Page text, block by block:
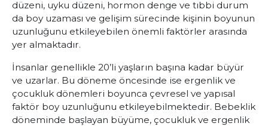
düzeni, uyku düzeni, hormon denge ve tıbbi durum
da boy uzaması ve gelişim sürecinde kişinin boyunun
uzunluğunu etkileyebilen önemli faktörler arasında
yer almaktadır.
İnsanlar genellikle 20’li yaşların başına kadar büyür
ve uzarlar. Bu döneme öncesinde ise ergenlik ve
çocukluk dönemleri boyunca çevresel ve yapısal
faktör boy uzunluğunu etkileyebilmektedir. Bebeklik
döneminde başlayan büyüme, çocukluk ve ergenlik